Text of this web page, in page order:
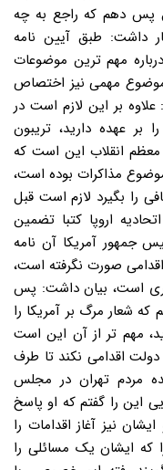
پس دهم که راجع به چه
داشت: طبق آیین نامه
می تواند ۱۵ دقیقه درباره مهم ترین موضوعات
مهمی نیز اختصاص
بر این لازم است در
عهده دارید، تریبون
معظم انقلاب این است که
مذاکرات بوده است،
را بگیرد لازم است قبل
اروپا کتبا تضمین
جمهور آمریکا آن نامه
صورت نگرفته است،
است، بیان داشت: پس
شعار مرگ بر آمریکا را
مهم تر از آن این است
اقدامی نکند تا طرف
مردم تهران در مجلس
این را گفتم که او پاسخ
نیز آغاز اقدامات را
که ایشان یک مسائلی را